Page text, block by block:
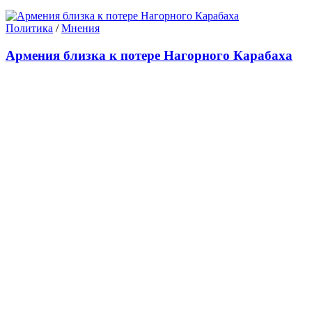
Политика /Мнения
Армения близка к потере Нагорного Карабаха